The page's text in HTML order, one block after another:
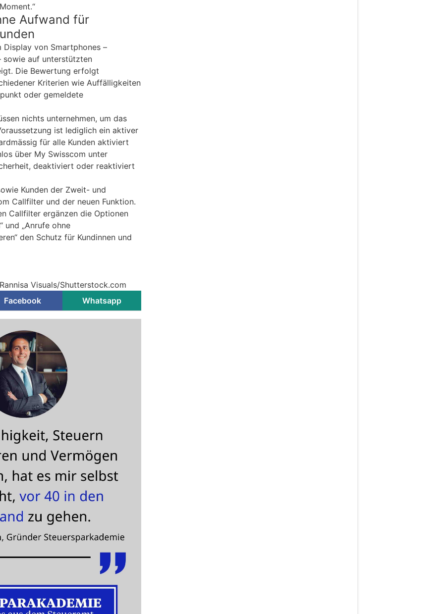
Aufwand für
von Smartphones –
sowie auf unterstützten
Die Bewertung erfolgt
Kriterien wie Auffälligkeiten
oder gemeldete
nichts unternehmen, um das
ist lediglich ein aktiver
für alle Kunden aktiviert
über My Swisscom unter
deaktiviert oder reaktiviert
Kunden der Zweit- und
Callfilter und der neuen Funktion.
Callfilter ergänzen die Optionen
und „Anrufe ohne
den Schutz für Kundinnen und
Visuals/Shutterstock.com
Facebook
Whatsapp